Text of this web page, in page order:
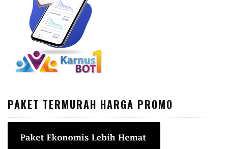
PAKET TERMURAH HARGA PROMO